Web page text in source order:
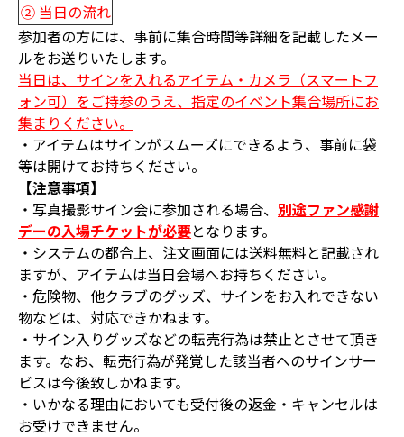
② 当日の流れ
参加者の方には、事前に集合時間等詳細を記載したメー
ルをお送りいたします。
当日は、サインを入れるアイテム・カメラ（スマートフ
ォン可）をご持参のうえ、指定のイベント集合場所にお
集まりください。
・アイテムはサインがスムーズにできるよう、事前に袋
等は開けてお持ちください。
【注意事項】
・写真撮影サイン会に参加される場合、 別途ファン感謝
デーの入場チケットが必要となります。
・システムの都合上、注文画面には送料無料と記載され
ますが、アイテムは当日会場へお持ちください。
・危険物、他クラブのグッズ、サインをお入れできない
物などは、対応できかねます。
・サイン入りグッズなどの転売行為は禁止とさせて頂き
ます。なお、転売行為が発覚した該当者へのサインサー
ビスは今後致しかねます。
・いかなる理由においても受付後の返金・キャンセルは
お受けできません。